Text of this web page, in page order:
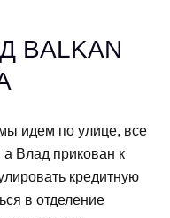
BALKAN
идем по улице, все
а Влад прикован к
кредитную
в отделение